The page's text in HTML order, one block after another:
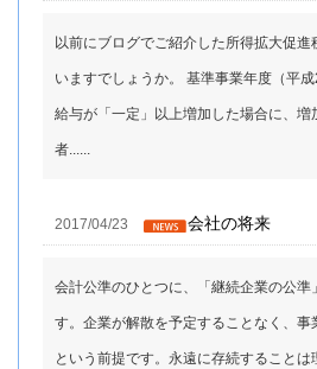
以前にブログでご紹介した所得拡大促
いますでしょうか。 基準事業年度（平
給与が「一定」以上増加した場合に、
者......
2017/04/23 会社の将来
会計公準のひとつに、「継続企業の公準
す。企業が解散を予定することなく、事
という前提です。永遠に存続すること